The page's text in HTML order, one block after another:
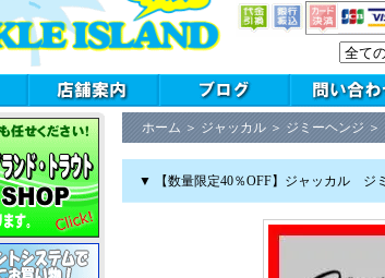
ホーム ＞ ジャッカル ＞ ジミーヘンジ ＞
▼ 【数量限定40％OFF】ジャッカル ジ